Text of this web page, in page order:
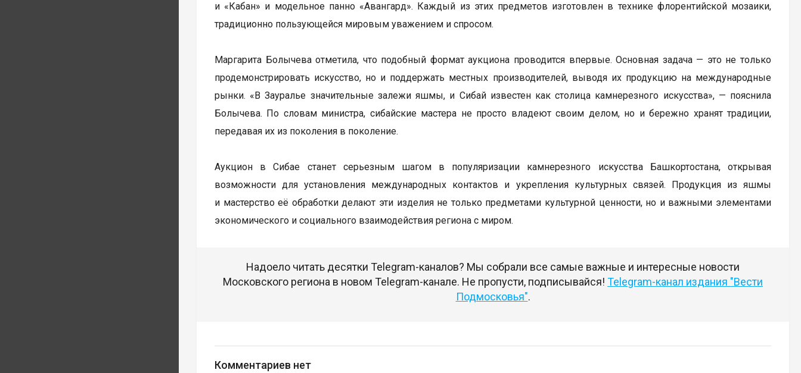
и «Кабан» и модельное панно «Авангард». Каждый из этих предметов изготовлен в технике флорентийской мозаики,
традиционно пользующейся мировым уважением и спросом.
Маргарита Болычева отметила, что подобный формат аукциона проводится впервые. Основная задача — это не только
продемонстрировать искусство, но и поддержать местных производителей, выводя их продукцию на международные
рынки. «В Зауралье значительные залежи яшмы, и Сибай известен как столица камнерезного искусства», — пояснила
Болычева. По словам министра, сибайские мастера не просто владеют своим делом, но и бережно хранят традиции,
передавая их из поколения в поколение.
Аукцион в Сибае станет серьезным шагом в популяризации камнерезного искусства Башкортостана, открывая
возможности для установления международных контактов и укрепления культурных связей. Продукция из яшмы
и мастерство её обработки делают эти изделия не только предметами культурной ценности, но и важными элементами
экономического и социального взаимодействия региона с миром.
Надоело читать десятки Telegram-каналов? Мы собрали все самые важные и интересные новости
Московского региона в новом Telegram-канале. Не пропусти, подписывайся! Telegram-канал издания "Вести
Подмосковья".
Комментариев нет